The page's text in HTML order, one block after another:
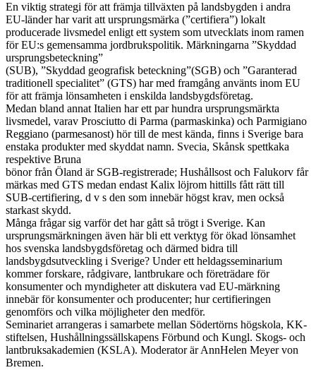
En viktig strategi för att främja tillväxten på landsbygden i andra
EU-länder har varit att ursprungsmärka (”certifiera”) lokalt
producerade livsmedel enligt ett system som utvecklats inom ramen
för EU:s gemensamma jordbrukspolitik. Märkningarna ”Skyddad
ursprungsbeteckning”
(SUB), ”Skyddad geografisk beteckning”(SGB) och ”Garanterad
traditionell specialitet” (GTS) har med framgång använts inom EU
för att främja lönsamheten i enskilda landsbygdsföretag.
Medan bland annat Italien har ett par hundra ursprungsmärkta
livsmedel, varav Prosciutto di Parma (parmaskinka) och Parmigiano
Reggiano (parmesanost) hör till de mest kända, finns i Sverige bara
enstaka produkter med skyddat namn. Svecia, Skånsk spettkaka
respektive Bruna
bönor från Öland är SGB-registrerade; Hushållsost och Falukorv får
märkas med GTS medan endast Kalix löjrom hittills fått rätt till
SUB-certifiering, d v s den som innebär högst krav, men också
starkast skydd.
Många frågar sig varför det har gått så trögt i Sverige. Kan
ursprungsmärkningen även här bli ett verktyg för ökad lönsamhet
hos svenska landsbygdsföretag och därmed bidra till
landsbygdsutveckling i Sverige? Under ett heldagsseminarium
kommer forskare, rådgivare, lantbrukare och företrädare för
konsumenter och myndigheter att diskutera vad EU-märkning
innebär för konsumenter och producenter; hur certifieringen
genomförs och vilka möjligheter den medför.
Seminariet arrangeras i samarbete mellan Södertörns högskola, KK-
stiftelsen, Hushållningssällskapens Förbund och Kungl. Skogs- och
lantbruksakademien (KSLA). Moderator är AnnHelen Meyer von
Bremen.